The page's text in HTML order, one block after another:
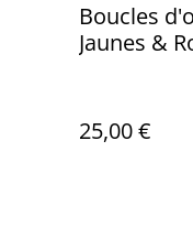
Boucles
Jaunes &
25,00 €